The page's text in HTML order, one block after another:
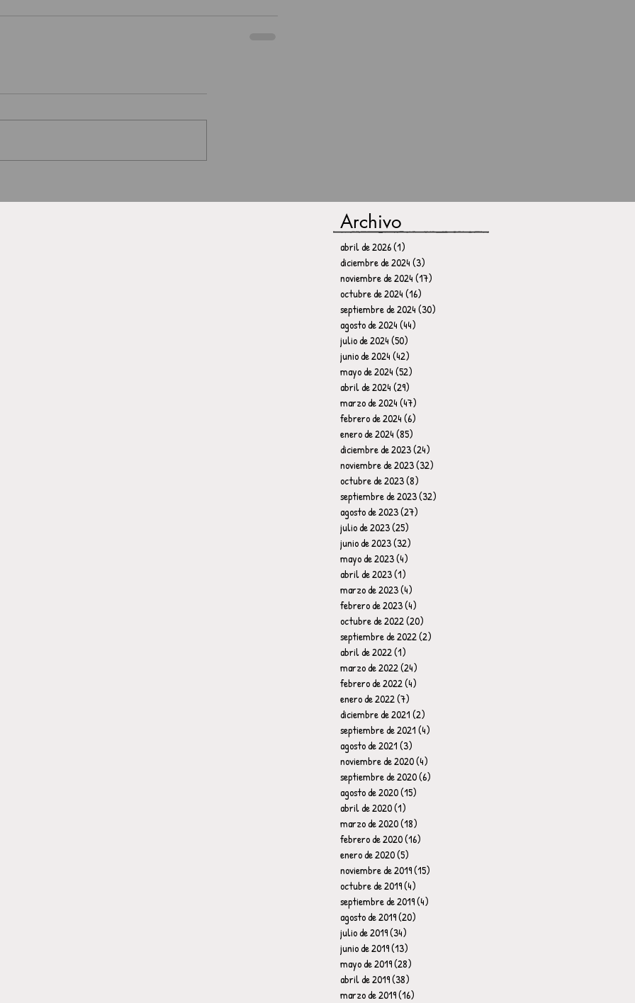
Archivo
abril de 2026(1)
diciembre de 2024(3)
noviembre de 2024(17)
octubre de 2024(16)
septiembre de 2024(30)
agosto de 2024(44)
julio de 2024(50)
junio de 2024(42)
mayo de 2024(52)
abril de 2024(29)
marzo de 2024(47)
febrero de 2024(6)
enero de 2024(85)
diciembre de 2023(24)
noviembre de 2023(32)
octubre de 2023(8)
septiembre de 2023(32)
agosto de 2023(27)
julio de 2023(25)
junio de 2023(32)
mayo de 2023(4)
abril de 2023(1)
marzo de 2023(4)
febrero de 2023(4)
octubre de 2022(20)
septiembre de 2022(2)
abril de 2022(1)
marzo de 2022(24)
febrero de 2022(4)
enero de 2022(7)
diciembre de 2021(2)
septiembre de 2021(4)
agosto de 2021(3)
noviembre de 2020(4)
septiembre de 2020(6)
agosto de 2020(15)
abril de 2020(1)
marzo de 2020(18)
febrero de 2020(16)
enero de 2020(5)
noviembre de 2019(15)
octubre de 2019(4)
septiembre de 2019(4)
agosto de 2019(20)
julio de 2019(34)
junio de 2019(13)
mayo de 2019(28)
abril de 2019(38)
marzo de 2019(16)